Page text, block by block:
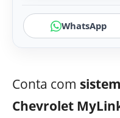
WhatsApp
Conta com
Chevrolet